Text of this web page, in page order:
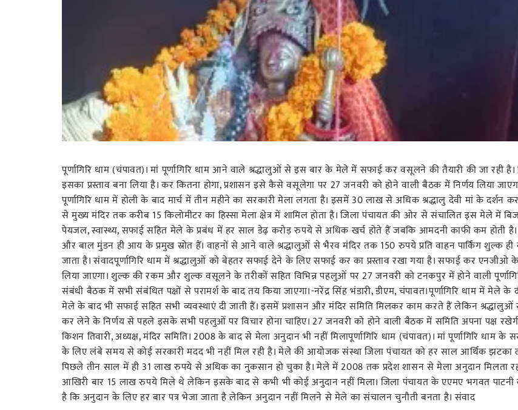
पूर्णागिरि धाम (चंपावत)। मां पूर्णागिरि धाम आने वाले श्रद्धालुओं से इस बार के मेले में सफाई कर वसूलने की तैयारी की जा रही है।
इसका प्रस्ताव बना लिया है। कर कितना होगा, प्रशासन इसे कैसे वसूलेगा पर 27 जनवरी को होने वाली बैठक में निर्णय लिया
पूर्णागिरि धाम में होली के बाद मार्च में तीन महीने का सरकारी मेला लगता है। इसमें 30 लाख से अधिक श्रद्धालु देवी मां के दर्शन
से मुख्य मंदिर तक करीब 15 किलोमीटर का हिस्सा मेला क्षेत्र में शामिल होता है। जिला पंचायत की ओर से संचालित इस मेले में
पेयजल, स्वास्थ्य, सफाई सहित मेले के प्रबंध में हर साल डेढ़ करोड़ रुपये से अधिक खर्च होते हैं जबकि आमदनी काफी कम होती है।
और बाल मुंडन ही आय के प्रमुख स्रोत हैं। वाहनों से आने वाले श्रद्धालुओं से भैरव मंदिर तक 150 रुपये प्रति वाहन पार्किंग शुल्क
जाता है। संवादपूर्णागिरि धाम में श्रद्धालुओं को बेहतर सफाई देने के लिए सफाई कर का प्रस्ताव रखा गया है। सफाई कर एनजीओ
लिया जाएगा। शुल्क की रकम और शुल्क वसूलने के तरीकों सहित विभिन्न पहलुओं पर 27 जनवरी को टनकपुर में होने वाली
संबंधी बैठक में सभी संबंधित पक्षों से परामर्श के बाद तय किया जाएगा।-नरेंद्र सिंह भंडारी, डीएम, चंपावत।पूर्णागिरि धाम में मेले के
मेले के बाद भी सफाई सहित सभी व्यवस्थाएं दी जाती हैं। इसमें प्रशासन और मंदिर समिति मिलकर काम करते हैं लेकिन
कर लेने के निर्णय से पहले इसके सभी पहलुओं पर विचार होना चाहिए। 27 जनवरी को होने वाली बैठक में समिति अपना पक्ष
किशन तिवारी, अध्यक्ष, मंदिर समिति। 2008 के बाद से मेला अनुदान भी नहीं मिलापूर्णागिरि धाम (चंपावत)। मां पूर्णागिरि धाम के
के लिए लंबे समय से कोई सरकारी मदद भी नहीं मिल रही है। मेले की आयोजक संस्था जिला पंचायत को हर साल आर्थिक झटका
पिछले तीन साल में ही 31 लाख रुपये से अधिक का नुकसान हो चुका है। मेले में 2008 तक प्रदेश शासन से मेला अनुदान मिलता
आखिरी बार 15 लाख रुपये मिले थे लेकिन इसके बाद से कभी भी कोई अनुदान नहीं मिला। जिला पंचायत के एएमए भगवत पाटनी
है कि अनुदान के लिए हर बार पत्र भेजा जाता है लेकिन अनुदान नहीं मिलने से मेले का संचालन चुनौती बनता है। संवाद